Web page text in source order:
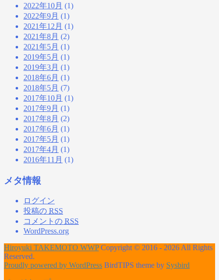
2022年10月 (1)
2022年9月 (1)
2021年12月 (1)
2021年8月 (2)
2021年5月 (1)
2019年5月 (1)
2019年3月 (1)
2018年6月 (1)
2018年5月 (7)
2017年10月 (1)
2017年9月 (1)
2017年8月 (2)
2017年6月 (1)
2017年5月 (1)
2017年4月 (1)
2016年11月 (1)
メタ情報
ログイン
投稿の RSS
コメントの RSS
WordPress.org
Hiroyuki TAKEMOTO WWPCopyright © 2016 - 2026 All Rights
Reserved.
Proudly powered by WordPress BirdTIPS theme by Sysbird